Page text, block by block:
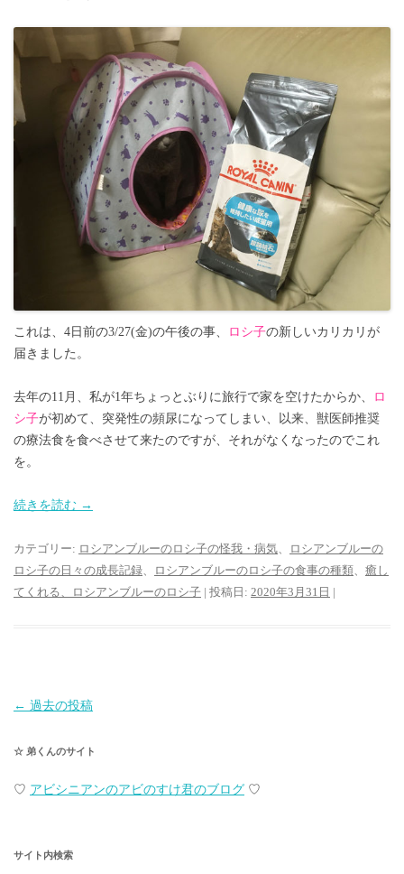
これは、4日前の3/27(金)の午後の事、 ロシ子の新しいカリカリが
届きました。
去年の11月、私が1年ちょっとぶりに旅行で家を空けたからか、
ロ
シ子が初めて、突発性の頻尿になってしまい、以来、獣医師推奨
の療法食を食べさせて来たのですが、それがなくなったのでこれ
を。
続きを読む →
カテゴリー: ロシアンブルーのロシ子の怪我・病気
ロシアンブルーの
ロシ子の日々の成長記録
ロシアンブルーのロシ子の食事の種類
癒し
てくれる、ロシアンブルーのロシ子 | 投稿日: 2020年3月31日 |
投
ナ
ビ
シ
← 過去の投稿
☆ 弟くんのサイト
♡ アビシニアンのアビのすけ君のブログ ♡
サイト内検索